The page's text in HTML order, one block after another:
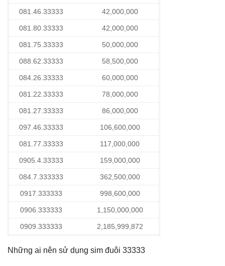
081.46.33333 42,000,000
081.80.33333 42,000,000
081.75.33333 50,000,000
088.62.33333 58,500,000
084.26.33333 60,000,000
081.22.33333 78,000,000
081.27.33333 86,000,000
097.46.33333 106,600,000
081.77.33333 117,000,000
0905.4.33333 159,000,000
084.7.333333 362,500,000
0917.333333 998,600,000
0906.333333 1,150,000,000
0909.333333 2,185,999,872
Những ai nên sử dụng sim đuôi 33333